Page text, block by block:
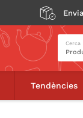
Cerca
Tendències
Cafetera